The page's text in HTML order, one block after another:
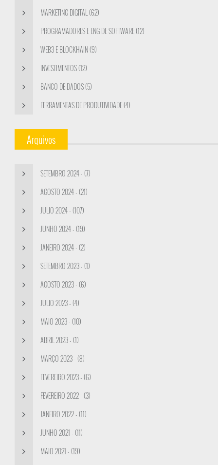
MARKETING DIGITAL (62)
PROGRAMADORES E ENG DE SOFTWARE (12)
WEB3 E BLOCKHAIN (9)
INVESTIMENTOS (12)
BANCO DE DADOS (5)
FERRAMENTAS DE PRODUTIVIDADE (4)
Arquivos
SETEMBRO 2024 - (7)
AGOSTO 2024 - (21)
JULIO 2024 - (107)
JUNHO 2024 - (19)
JANEIRO 2024 - (2)
SETEMBRO 2023 - (1)
AGOSTO 2023 - (6)
JULIO 2023 - (4)
MAIO 2023 - (10)
ABRIL 2023 - (1)
MARÇO 2023 - (8)
FEVEREIRO 2023 - (6)
FEVEREIRO 2022 - (3)
JANEIRO 2022 - (11)
JUNHO 2021 - (11)
MAIO 2021 - (19)